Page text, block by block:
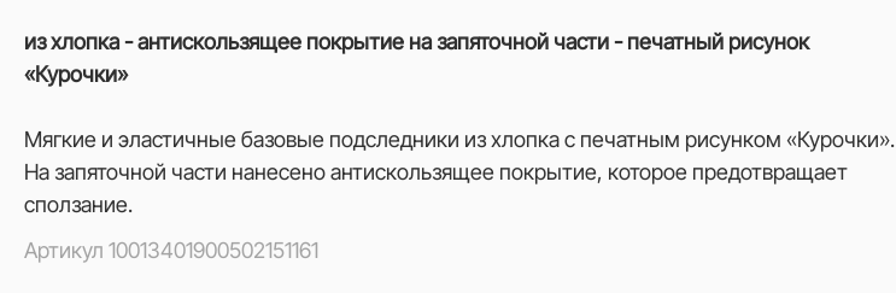
из хлопка - антискользящее покрытие на запяточной части - печатный рисунок
«Курочки»
Мягкие и эластичные базовые подследники из хлопка с печатным рисунком «Курочки».
На запяточной части нанесено антискользящее покрытие, которое предотвращает
сползание.
Артикул 10013401900502151161